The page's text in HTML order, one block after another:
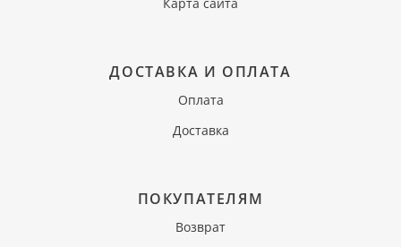
ДОСТАВКА И ОПЛАТА
Оплата
Доставка
ПОКУПАТЕЛЯМ
Возврат